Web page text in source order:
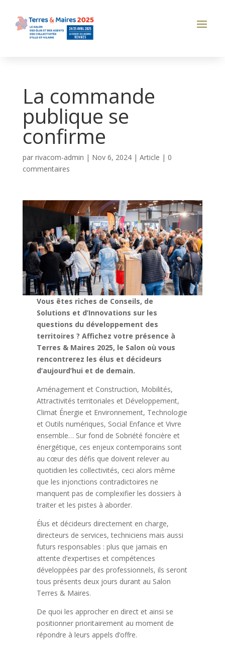
La commande
publique se
confirme
par rivacom-admin | Nov 6, 2024| Article | 0
commentaires
Vous êtes riches de Conseils, de
Solutions et d’Innovations sur les
questions du développement des
territoires ? Affichez votre présence à
Terres & Maires 2025, le Salon où vous
rencontrerez les élus et décideurs
d’aujourd’hui et de demain.
Aménagement et Construction, Mobilités,
Attractivités territoriales et Développement,
Climat Énergie et Environnement, Technologie
et Outils numériques, Social Enfance et Vivre
ensemble… Sur fond de Sobriété foncière et
énergétique, ces enjeux contemporains sont
au cœur des défis que doivent relever au
quotidien les collectivités, ceci alors même
que les injonctions contradictoires ne
manquent pas de complexifier les dossiers à
traiter et les pistes à aborder.
Élus et décideurs directement en charge,
directeurs de services, techniciens mais aussi
futurs responsables : plus que jamais en
attente d’expertises et compétences
développées par des professionnels, ils seront
tous présents deux jours durant au Salon
Terres & Maires.
De quoi les approcher en direct et ainsi se
positionner prioritairement au moment de
répondre à leurs appels d’offre.